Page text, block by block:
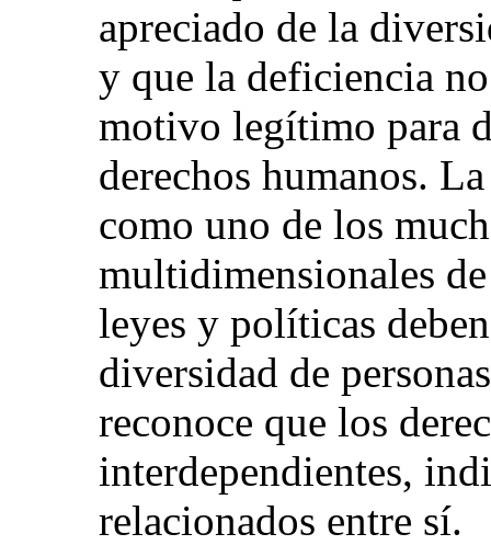
apreciado de la
y que la deficiencia
motivo legítimo para
derechos humanos.
como uno de los
multidimensionales
leyes y políticas
diversidad de
reconoce que los
interdependientes,
relacionados entre sí.